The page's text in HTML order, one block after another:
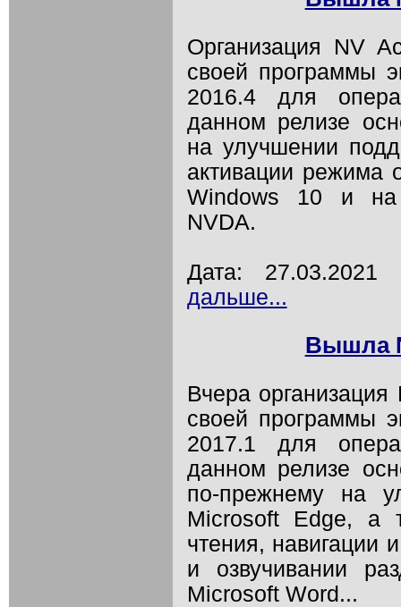
Организация NV
своей программы
2016.4 для
данном релизе
на улучшении
активации режима
Windows 10 и на
NVDA.
Дата:
дальше...
Вышла
Вчера
своей программы
2017.1 для
данном релизе
по-прежнему на
Microsoft Edge, а
чтения, навигации
и озвучивании
Microsoft Word...